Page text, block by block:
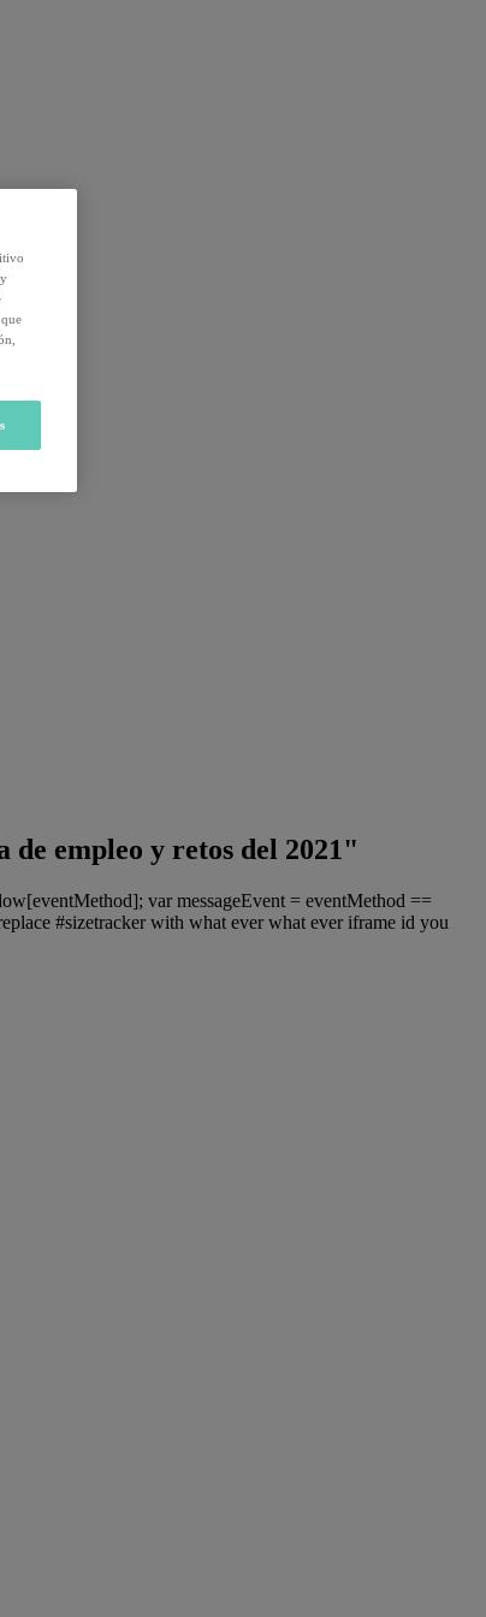
empleo y retos del 2021"
var messageEvent = eventMethod ==
#sizetracker with what ever what ever iframe id you